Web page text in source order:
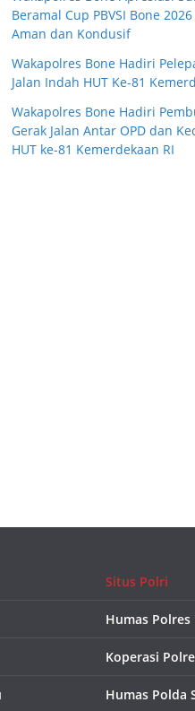
Beramal Cup PBVSI Bone
Aman dan Kondusif
Wakapolres Bone Hadiri
Jalan Indah HUT Ke-81
Wakapolres Bone Hadiri
Gerak Jalan Antar OPD dan
HUT ke-81 Kemerdekaan RI
Situs Polri
Humas Polres
Koperasi
Humas Polda